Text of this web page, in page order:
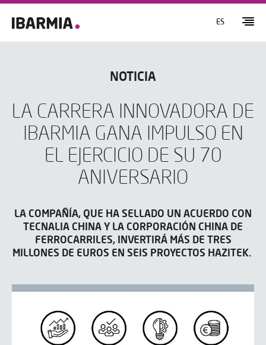
ES
NOTICIA
LA CARRERA INNOVADORA DE
IBARMIA GANA IMPULSO EN
EL EJERCICIO DE SU 70
ANIVERSARIO
LA COMPAÑÍA, QUE HA SELLADO UN ACUERDO CON
TECNALIA CHINA Y LA CORPORACIÓN CHINA DE
FERROCARRILES, INVERTIRÁ MÁS DE TRES
MILLONES DE EUROS EN SEIS PROYECTOS HAZITEK.